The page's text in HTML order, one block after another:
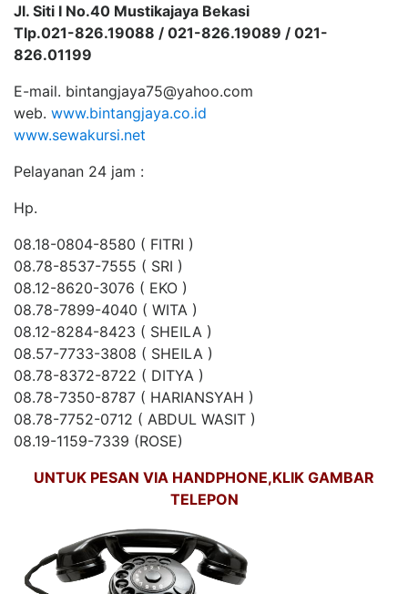
Jl. Siti I No.40 Mustikajaya Bekasi
Tlp.021-826.19088 / 021-826.19089 / 021-
826.01199
E-mail. bintangjaya75@yahoo.com
web. www.bintangjaya.co.id
www.sewakursi.net
Pelayanan 24 jam :
Hp.
08.18-0804-8580 ( FITRI )
08.78-8537-7555 ( SRI )
08.12-8620-3076 ( EKO )
08.78-7899-4040 ( WITA )
08.12-8284-8423 ( SHEILA )
08.57-7733-3808 ( SHEILA )
08.78-8372-8722 ( DITYA )
08.78-7350-8787 ( HARIANSYAH )
08.78-7752-0712 ( ABDUL WASIT )
08.19-1159-7339 (ROSE)
UNTUK PESAN VIA HANDPHONE,KLIK GAMBAR
TELEPON